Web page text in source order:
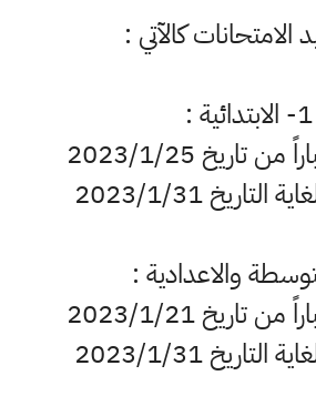
الامتحانات كالآتي :
1- الابتدائية :
تاريخ 2023/1/25
2023/1/31
تاريخ 2023/1/21
2023/1/31